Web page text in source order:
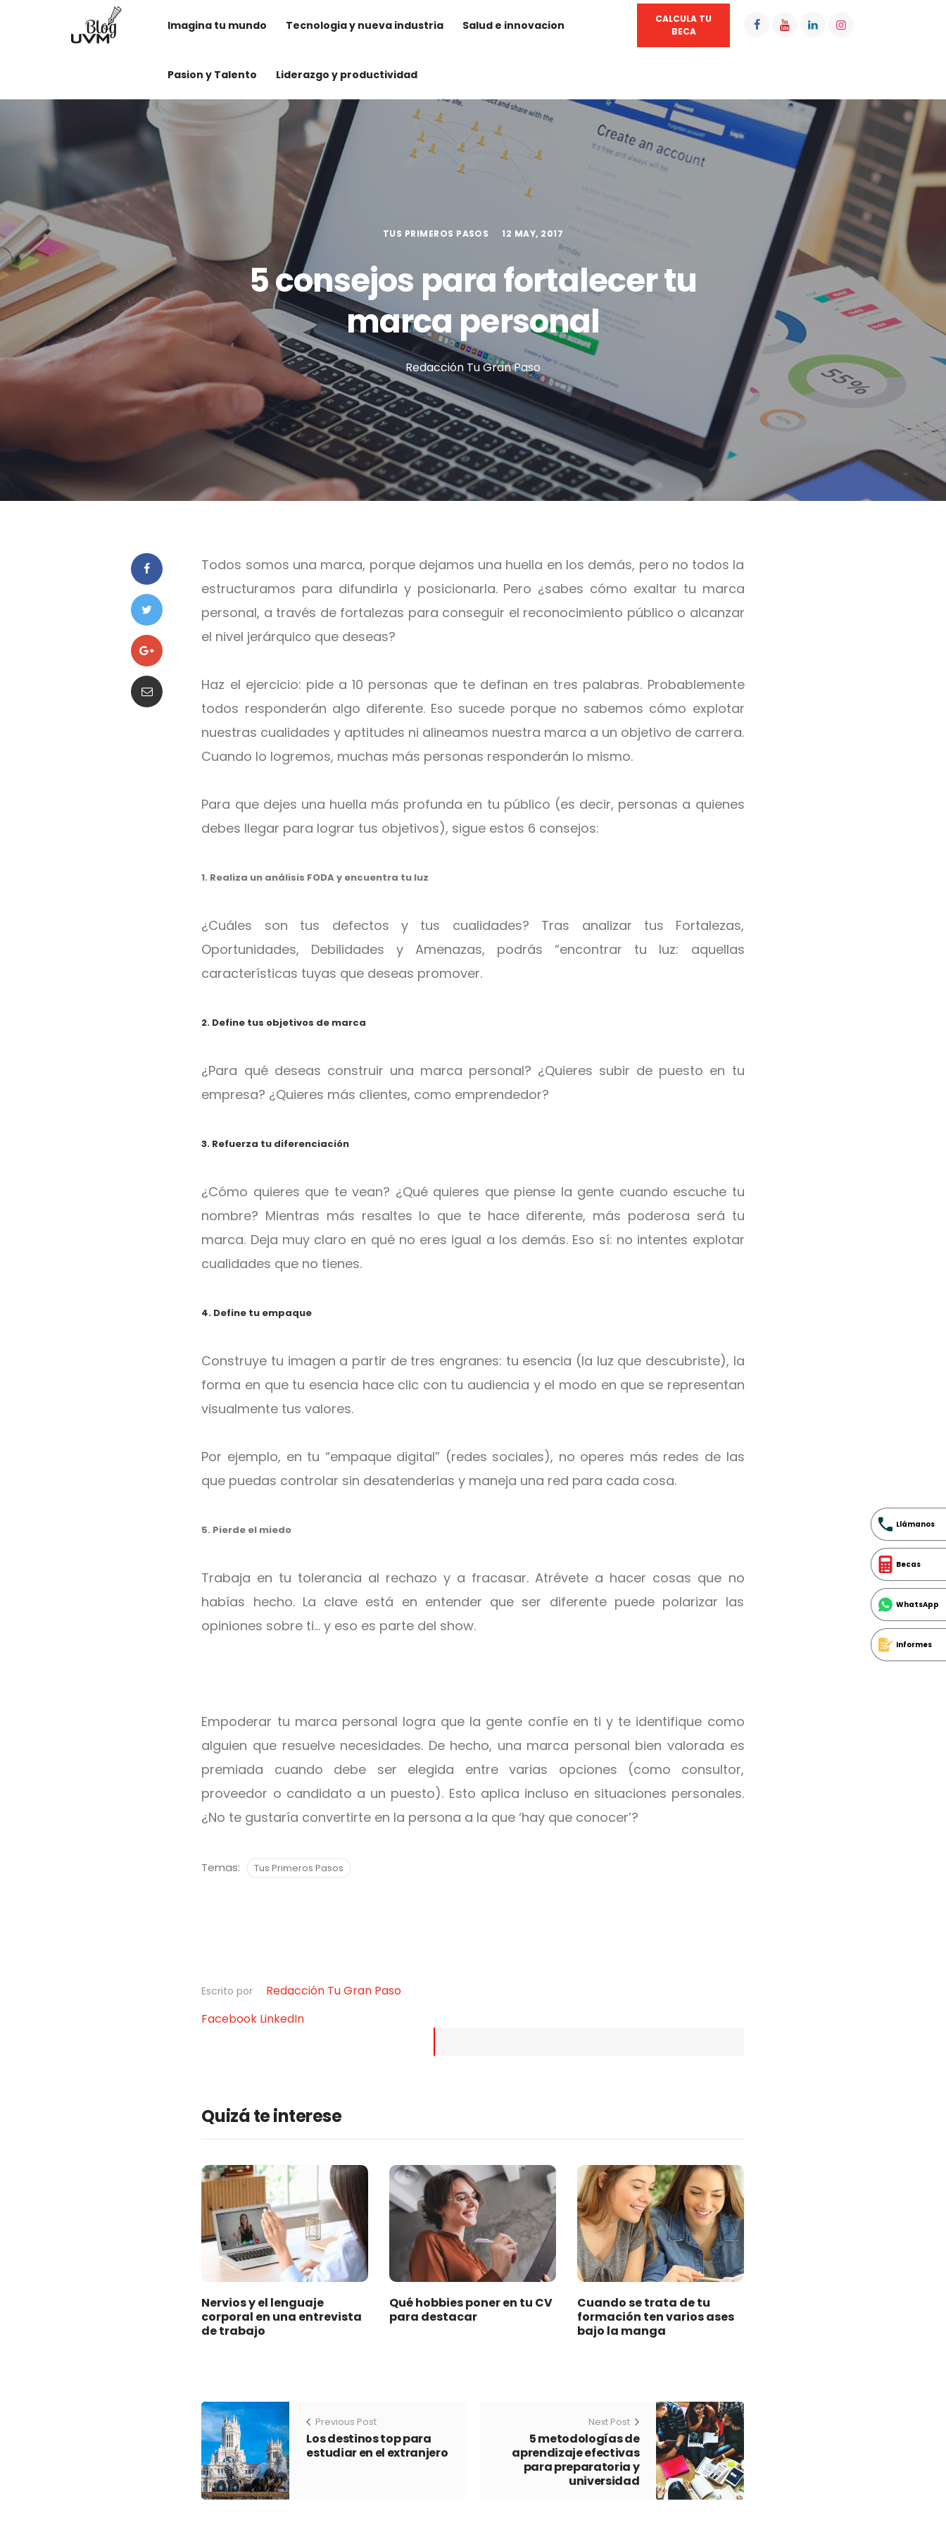
Imagina tu mundo Tecnologia y nueva industria Salud e innovacion
Pasion y Talento Liderazgo y productividad
CALCULA TU
BECA
TUS PRIMEROS PASOS 12 MAY, 2017
5 consejos para fortalecer tu
marca personal
Redacción Tu Gran Paso
Todos somos una marca, porque dejamos una huella en los demás, pero no todos la
estructuramos para difundirla y posicionarla. Pero ¿sabes cómo exaltar tu marca
personal, a través de fortalezas para conseguir el reconocimiento público o alcanzar
el nivel jerárquico que deseas?
Haz el ejercicio: pide a 10 personas que te definan en tres palabras. Probablemente
todos responderán algo diferente. Eso sucede porque no sabemos cómo explotar
nuestras cualidades y aptitudes ni alineamos nuestra marca a un objetivo de carrera.
Cuando lo logremos, muchas más personas responderán lo mismo.
Para que dejes una huella más profunda en tu público (es decir, personas a quienes
debes llegar para lograr tus objetivos), sigue estos 6 consejos:
1. Realiza un análisis FODA y encuentra tu luz
¿Cuáles son tus defectos y tus cualidades? Tras analizar tus Fortalezas,
Oportunidades, Debilidades y Amenazas, podrás “encontrar tu luz: aquellas
características tuyas que deseas promover.
2. Define tus objetivos de marca
¿Para qué deseas construir una marca personal? ¿Quieres subir de puesto en tu
empresa? ¿Quieres más clientes, como emprendedor?
3. Refuerza tu diferenciación
¿Cómo quieres que te vean? ¿Qué quieres que piense la gente cuando escuche tu
nombre? Mientras más resaltes lo que te hace diferente, más poderosa será tu
marca. Deja muy claro en qué no eres igual a los demás. Eso sí: no intentes explotar
cualidades que no tienes.
4. Define tu empaque
Construye tu imagen a partir de tres engranes: tu esencia (la luz que descubriste), la
forma en que tu esencia hace clic con tu audiencia y el modo en que se representan
visualmente tus valores.
Por ejemplo, en tu “empaque digital” (redes sociales), no operes más redes de las
que puedas controlar sin desatenderlas y maneja una red para cada cosa.
5. Pierde el miedo
Trabaja en tu tolerancia al rechazo y a fracasar. Atrévete a hacer cosas que no
habías hecho. La clave está en entender que ser diferente puede polarizar las
opiniones sobre ti... y eso es parte del show.
Empoderar tu marca personal logra que la gente confíe en ti y te identifique como
alguien que resuelve necesidades. De hecho, una marca personal bien valorada es
premiada cuando debe ser elegida entre varias opciones (como consultor,
proveedor o candidato a un puesto). Esto aplica incluso en situaciones personales.
¿No te gustaría convertirte en la persona a la que ‘hay que conocer’?
Temas: Tus Primeros Pasos
Escrito por
Redacción Tu Gran Paso
Facebook LinkedIn
Quizá te interese
Nervios y el lenguaje
corporal en una entrevista
de trabajo
Qué hobbies poner en tu CV
para destacar
Cuando se trata de tu
formación ten varios ases
bajo la manga
Previous Post
Los destinos top para
estudiar en el extranjero
Next Post
5 metodologías de
aprendizaje efectivas
para preparatoria y
universidad
Llámanos
Becas
WhatsApp
Informes